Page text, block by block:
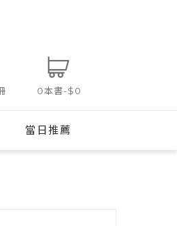
0本書-$0
當日推薦